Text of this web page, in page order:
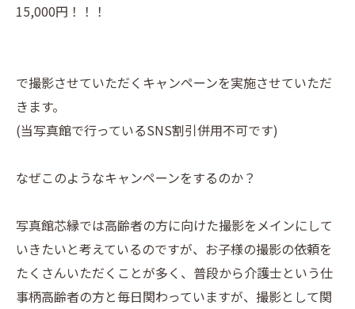
15,000円！！！
で撮影させていただくキャンペーンを実施させていただ
きます。
(当写真館で行っているSNS割引併用不可です)
なぜこのようなキャンペーンをするのか？
写真館芯縁では高齢者の方に向けた撮影をメインにして
いきたいと考えているのですが、お子様の撮影の依頼を
たくさんいただくことが多く、普段から介護士という仕
事柄高齢者の方と毎日関わっていますが、撮影として関